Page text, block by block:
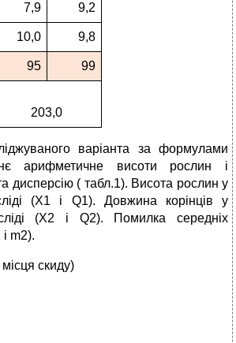
7,9 9,2
10,0 9,8
95 99
203,0
варіанта за формулами
арифметичне висоти рослин і
дисперсію ( табл.1). Висота рослин у
(Х1 і Q1). Довжина корінців у
(Х2 і Q2). Помилка середніх
m2).
скиду)